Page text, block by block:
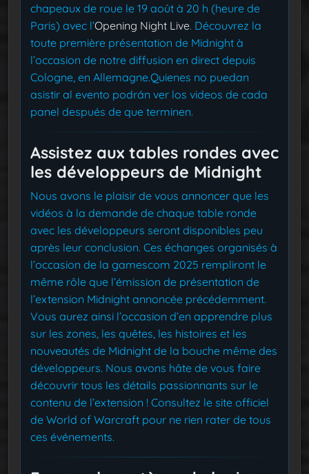
chapeaux de roue le 19 août à 20 h (heure de
Paris) avec l’Opening Night Live. Découvrez la
toute première présentation de Midnight à
l’occasion de notre diffusion en direct depuis
Cologne, en Allemagne.Quienes no puedan
asistir al evento podrán ver los videos de cada
panel después de que terminen.
Assistez aux tables rondes avec
les développeurs de Midnight
Nous avons le plaisir de vous annoncer que les
vidéos à la demande de chaque table ronde
avec les développeurs seront disponibles peu
après leur conclusion. Ces échanges organisés à
l’occasion de la gamescom 2025 rempliront le
même rôle que l’émission de présentation de
l’extension Midnight annoncée précédemment.
Vous aurez ainsi l’occasion d’en apprendre plus
sur les zones, les quêtes, les histoires et les
nouveautés de Midnight de la bouche même des
développeurs. Nous avons hâte de vous faire
découvrir tous les détails passionnants sur le
contenu de l’extension ! Consultez le site officiel
de World of Warcraft pour ne rien rater de tous
ces événements.